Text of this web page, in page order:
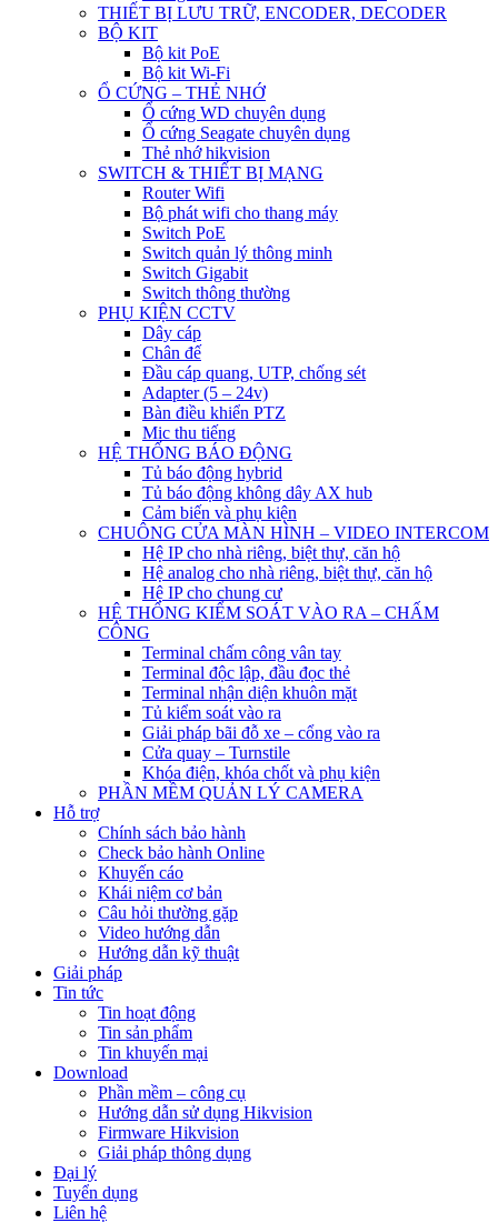
THIẾT BỊ LƯU TRỮ, ENCODER, DECODER
BỘ KIT
Bộ kit PoE
Bộ kit Wi-Fi
Ổ CỨNG – THẺ NHỚ
Ổ cứng WD chuyên dụng
Ổ cứng Seagate chuyên dụng
Thẻ nhớ hikvision
SWITCH & THIẾT BỊ MẠNG
Router Wifi
Bộ phát wifi cho thang máy
Switch PoE
Switch quản lý thông minh
Switch Gigabit
Switch thông thường
PHỤ KIỆN CCTV
Dây cáp
Chân đế
Đầu cáp quang, UTP, chống sét
Adapter (5 – 24v)
Bàn điều khiển PTZ
Mic thu tiếng
HỆ THỐNG BÁO ĐỘNG
Tủ báo động hybrid
Tủ báo động không dây AX hub
Cảm biến và phụ kiện
CHUÔNG CỬA MÀN HÌNH – VIDEO INTERCOM
Hệ IP cho nhà riêng, biệt thự, căn hộ
Hệ analog cho nhà riêng, biệt thự, căn hộ
Hệ IP cho chung cư
HỆ THỐNG KIỂM SOÁT VÀO RA – CHẤM
CÔNG
Terminal chấm công vân tay
Terminal độc lập, đầu đọc thẻ
Terminal nhận diện khuôn mặt
Tủ kiểm soát vào ra
Giải pháp bãi đỗ xe – cổng vào ra
Cửa quay – Turnstile
Khóa điện, khóa chốt và phụ kiện
PHẦN MỀM QUẢN LÝ CAMERA
Hỗ trợ
Chính sách bảo hành
Check bảo hành Online
Khuyến cáo
Khái niệm cơ bản
Câu hỏi thường gặp
Video hướng dẫn
Hướng dẫn kỹ thuật
Giải pháp
Tin tức
Tin hoạt động
Tin sản phẩm
Tin khuyến mại
Download
Phần mềm – công cụ
Hướng dẫn sử dụng Hikvision
Firmware Hikvision
Giải pháp thông dụng
Đại lý
Tuyển dụng
Liên hệ